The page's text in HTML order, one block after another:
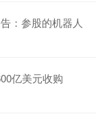
：参股的机器人
亿美元收购